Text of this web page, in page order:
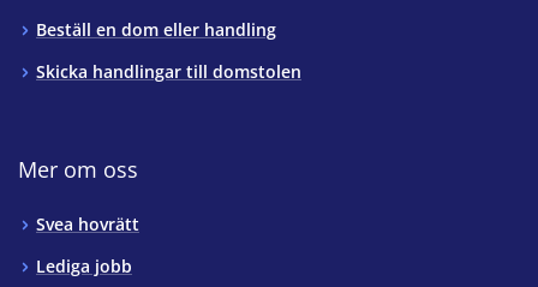
Beställ en dom eller handling
Skicka handlingar till domstolen
Mer om oss
Svea hovrätt
Lediga jobb